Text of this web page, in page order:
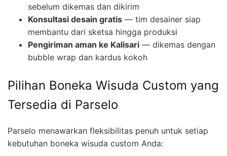
sebelum dikemas dan dikirim
Konsultasi desain gratis — tim desainer siap
membantu dari sketsa hingga produksi
Pengiriman aman ke Kalisari — dikemas dengan
bubble wrap dan kardus kokoh
Pilihan Boneka Wisuda Custom yang
Tersedia di Parselo
Parselo menawarkan fleksibilitas penuh untuk setiap
kebutuhan boneka wisuda custom Anda: